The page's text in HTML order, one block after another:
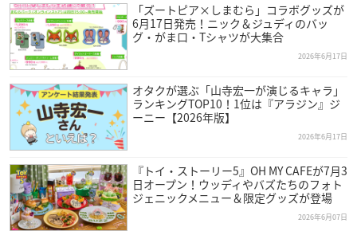
「ズートピア×しまむら」コラボグッズが
6月17日発売！ニック＆ジュディのバッ
グ・がま口・Tシャツが大集合
2026年6月17日
オタクが選ぶ「山寺宏一が演じるキャラ」
ランキングTOP10！1位は『アラジン』ジ
ーニー【2026年版】
2026年6月17日
『トイ・ストーリー5』OH MY CAFEが7月3
日オープン！ウッディやバズたちのフォト
ジェニックメニュー＆限定グッズが登場
2026年6月07日